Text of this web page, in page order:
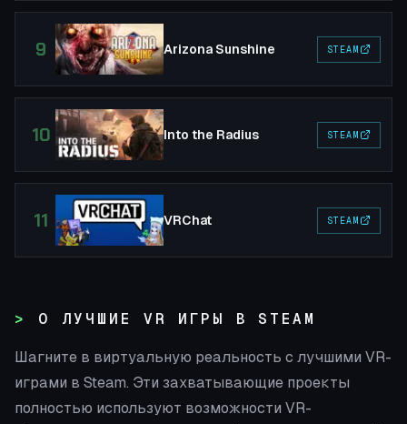
9 Arizona Sunshine STEAM
10 Into the Radius STEAM
11 VRChat STEAM
О ЛУЧШИЕ VR ИГРЫ В STEAM
Шагните в виртуальную реальность с лучшими VR-
играми в Steam. Эти захватывающие проекты
полностью используют возможности VR-